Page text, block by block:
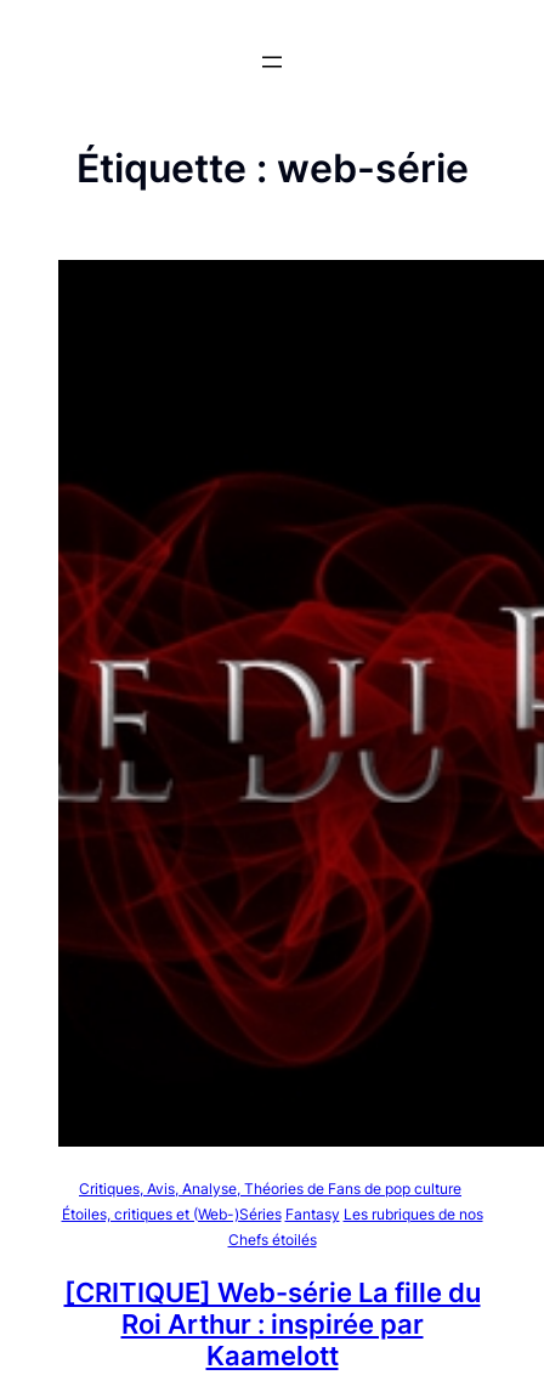
Étiquette : web-série
Critiques, Avis, Analyse, Théories de Fans de pop culture
Étoiles, critiques et (Web-)Séries Fantasy Les rubriques de nos
Chefs étoilés
[CRITIQUE] Web-série La fille du
Roi Arthur : inspirée par
Kaamelott